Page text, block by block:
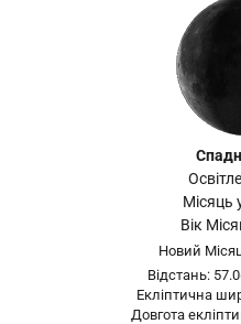
Місяць
Вік
Новий
Відстань:
Екліптична
Довгота